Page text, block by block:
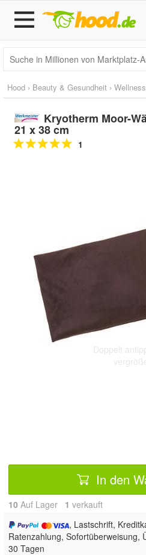
Hood › Beauty & Gesundheit › Wellness
Kryotherm Moor-
21 x 38 cm
1
Doppelt
In den
10 Auf Lager 1 verkauft
, Lastschrift,
Ratenzahlung, Sofortüberweisung,
30 Tagen